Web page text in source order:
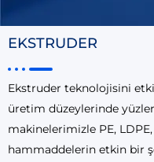
EKSTRUDER
Ekstruder teknolojisini
üretim düzeylerinde
makinelerimizle PE,
hammaddelerin etkin bir